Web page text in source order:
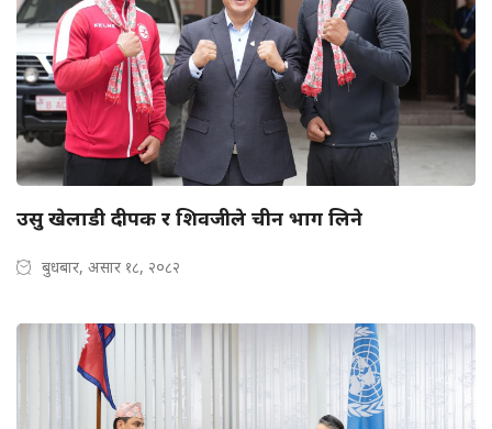
उसु खेलाडी दीपक र शिवजीले चीन भाग लिने
बुधबार, असार १८, २०८२